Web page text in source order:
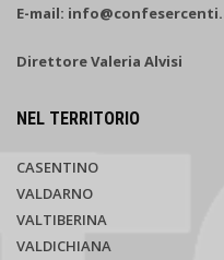
E-mail:
Direttore Valeria Alvisi
NEL TERRITORIO
CASENTINO
VALDARNO
VALTIBERINA
VALDICHIANA